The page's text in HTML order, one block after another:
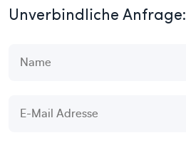
Unverbindliche Anfrage: